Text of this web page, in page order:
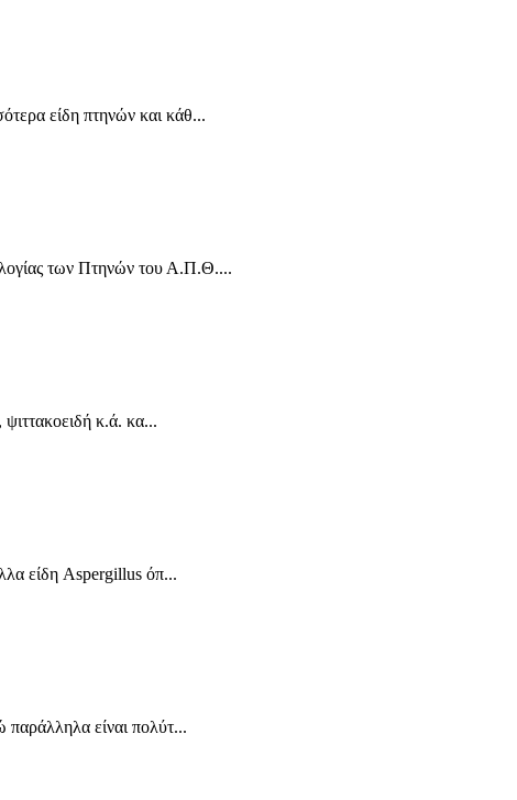
είδη πτηνών και κάθ...
των Πτηνών του Α.Π.Θ....
κ.ά. κα...
είδη Aspergillus όπ...
παράλληλα είναι πολύτ...